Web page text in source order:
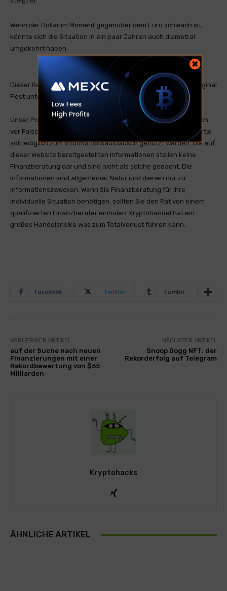
Wenn der Dollar im Moment gegenüber dem Euro schwach ist,
könnte sich die Situation in ein paar Jahren auch diametral
umgekehrt haben.
Dieser Beitrag ist ein öffentlicher RSS Feed. Sie finden den Original
Post unter cryptonomist.ch .
Unser Portal ist ein RSS-Nachrichtendienst und distanziert sich
vor Falschmeldungen oder Irreführung. Unser Nachrichtenportal
soll lediglich zum Informationsaustausch genutzt werden. Die auf
dieser Website bereitgestellten Informationen stellen keine
Finanzberatung dar und sind nicht als solche gedacht. Die
Informationen sind allgemeiner Natur und dienen nur zu
Informationszwecken. Wenn Sie Finanzberatung für Ihre
individuelle Situation benötigen, sollten Sie den Rat von einem
qualifizierten Finanzberater einholen. Kryptohandel hat ein
großes Handelsrisiko was zum Totalverlust führen kann.
Facebook Twitter Tumblr
VORHERIGER ARTIKEL
auf der Suche nach neuen
Finanzierungen mit einer
Rekordbewertung von $65
Milliarden
NÄCHSTER ARTIKEL
Snoop Dogg NFT: der
Rekorderfolg auf Telegram
Kryptohacks
ÄHNLICHE ARTIKEL